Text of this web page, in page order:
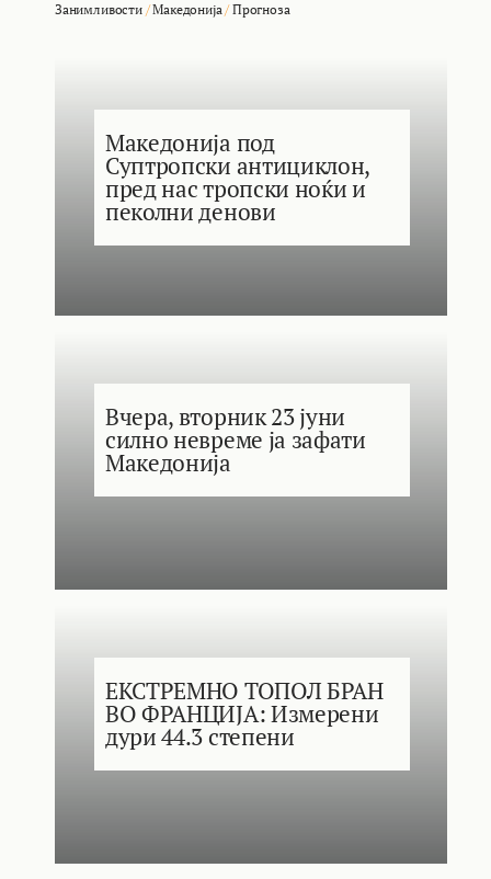
Занимливости/Македонија/Прогноза
Македонија под
Суптропски антициклон,
пред нас тропски ноќи и
пеколни денови
Вчера, вторник 23 јуни
силно невреме ја зафати
Македонија
ЕКСТРЕМНО ТОПОЛ БРАН
ВО ФРАНЦИЈА: Измерени
дури 44.3 степени